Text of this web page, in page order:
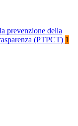
prevenzione della
(PTPCT) 1